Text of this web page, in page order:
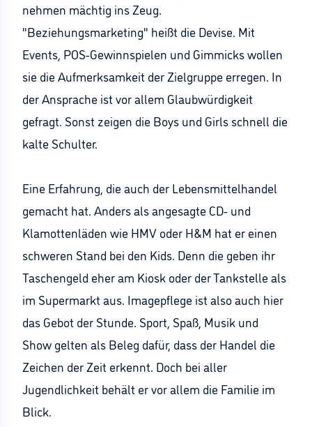
nehmen mächtig ins Zeug.
"Beziehungsmarketing" heißt die Devise. Mit
Events, POS-Gewinnspielen und Gimmicks wollen
sie die Aufmerksamkeit der Zielgruppe erregen. In
der Ansprache ist vor allem Glaubwürdigkeit
gefragt. Sonst zeigen die Boys und Girls schnell die
kalte Schulter.
Eine Erfahrung, die auch der Lebensmittelhandel
gemacht hat. Anders als angesagte CD- und
Klamottenläden wie HMV oder H&M hat er einen
schweren Stand bei den Kids. Denn die geben ihr
Taschengeld eher am Kiosk oder der Tankstelle als
im Supermarkt aus. Imagepflege ist also auch hier
das Gebot der Stunde. Sport, Spaß, Musik und
Show gelten als Beleg dafür, dass der Handel die
Zeichen der Zeit erkennt. Doch bei aller
Jugendlichkeit behält er vor allem die Familie im
Blick.